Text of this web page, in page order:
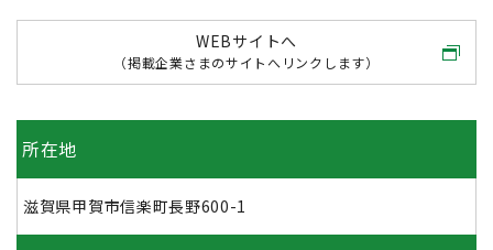
WEBサイトへ
（掲載企業さまのサイトへリンクします）
所在地
滋賀県甲賀市信楽町長野600-1